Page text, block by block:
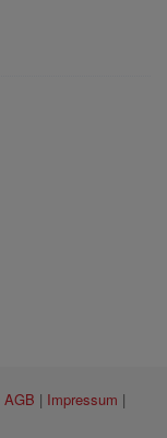
AGB | Impressum |